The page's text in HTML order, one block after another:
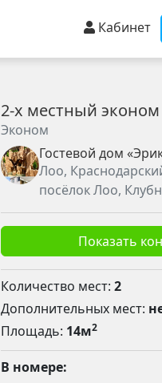
Кабинет
2-х местный эконом
Эконом
Гостевой дом
Лоо,
посёлок Лоо,
Показать
Количество мест: 2
Дополнительных мест:
Площадь: 14м2
В номере: